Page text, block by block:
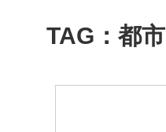
TAG： 都市